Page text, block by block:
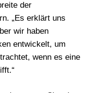
der
„Es erklärt uns
wir haben
entwickelt, um
wenn es eine